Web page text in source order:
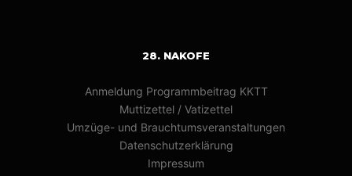
28. NAKOFE
Anmeldung Programmbeitrag KKTT
Muttizettel / Vatizettel
Umzüge- und Brauchtumsveranstaltungen
Datenschutzerklärung
Impressum